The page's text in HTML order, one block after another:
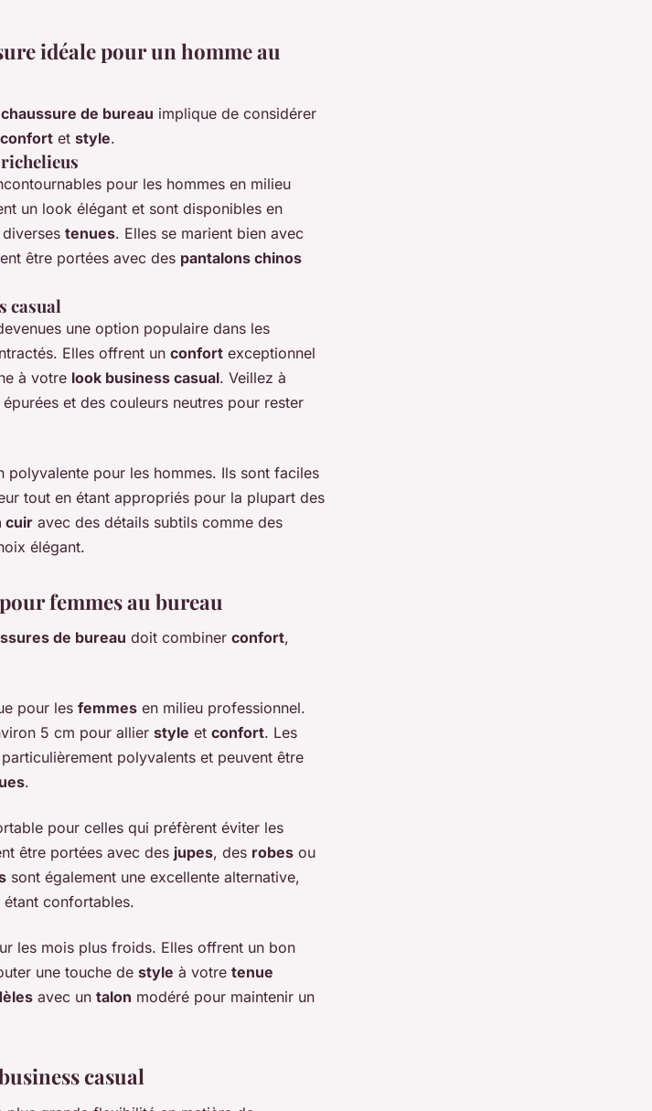
idéale pour un homme au
de bureau implique de considérer
confort et style.
pour les hommes en milieu
un look élégant et sont disponibles en
tenues. Elles se marient bien avec
être portées avec des pantalons chinos
casual
une option populaire dans les
Elles offrent un confort exceptionnel
à votre look business casual. Veillez à
et des couleurs neutres pour rester
polyvalente pour les hommes. Ils sont faciles
tout en étant appropriés pour la plupart des
cuir avec des détails subtils comme des
élégant.
femmes au bureau
de bureau doit combiner confort,
pour les femmes en milieu professionnel.
5 cm pour allier style et confort. Les
polyvalents et peuvent être
.
pour celles qui préfèrent éviter les
être portées avec des jupes, des robes ou
sont également une excellente alternative,
confortables.
les mois plus froids. Elles offrent un bon
une touche de style à votre tenue
avec un talon modéré pour maintenir un
casual